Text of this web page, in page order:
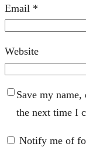
Email *
Website
Save my
the next time I
Notify me of